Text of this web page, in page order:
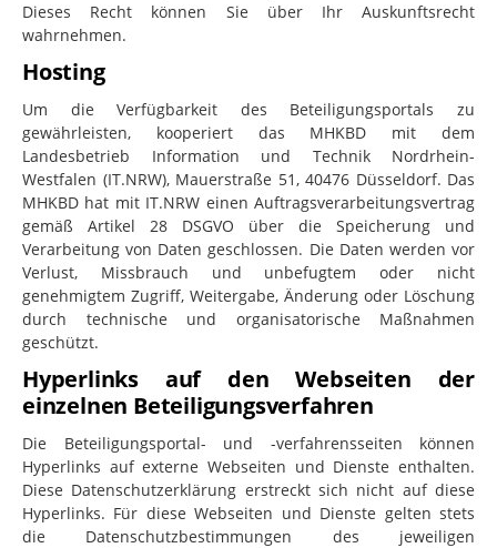
Dieses Recht können Sie über Ihr Auskunftsrecht
wahrnehmen.
Hosting
Um die Verfügbarkeit des Beteiligungsportals zu
gewährleisten, kooperiert das MHKBD mit dem
Landesbetrieb Information und Technik Nordrhein-
Westfalen (IT.NRW), Mauerstraße 51, 40476 Düsseldorf. Das
MHKBD hat mit IT.NRW einen Auftragsverarbeitungsvertrag
gemäß Artikel 28 DSGVO über die Speicherung und
Verarbeitung von Daten geschlossen. Die Daten werden vor
Verlust, Missbrauch und unbefugtem oder nicht
genehmigtem Zugriff, Weitergabe, Änderung oder Löschung
durch technische und organisatorische Maßnahmen
geschützt.
Hyperlinks auf den Webseiten der
einzelnen Beteiligungsverfahren
Die Beteiligungsportal- und -verfahrensseiten können
Hyperlinks auf externe Webseiten und Dienste enthalten.
Diese Datenschutzerklärung erstreckt sich nicht auf diese
Hyperlinks. Für diese Webseiten und Dienste gelten stets
die Datenschutzbestimmungen des jeweiligen